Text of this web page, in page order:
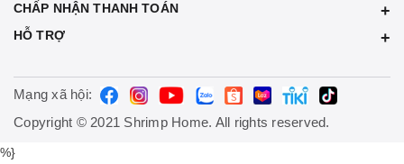
CHẤP NHẬN THANH TOÁN
HỖ TRỢ
Mạng xã hội:
Copyright © 2021 Shrimp Home. All rights reserved.
%}